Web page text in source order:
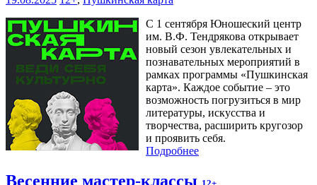
С 1 сентября Юношеский центр
им. В.Ф. Тендрякова открывает
новый сезон увлекательных и
познавательных мероприятий в
рамках программы «Пушкинская
карта». Каждое событие – это
возможность погрузиться в мир
литературы, искусства и
творчества, расширить кругозор
и проявить себя.
Подробнее
Весенние мастер-классы